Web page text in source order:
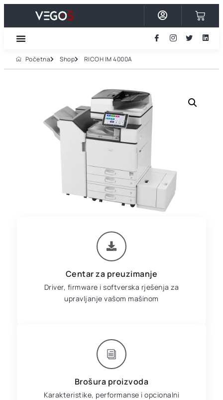
Početna Shop RICOH IM 4000A
Centar za preuzimanje
Driver, firmware i softverska rješenja za
upravljanje vašom mašinom
Brošura proizvoda
Karakteristike, performanse i opcionalni